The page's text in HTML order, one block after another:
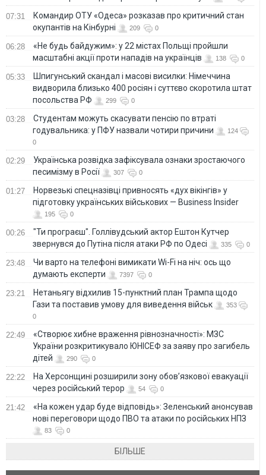
07:31
Командир ОТУ «Одеса» розказав про критичний стан
окупантів на Кінбурні
209 0
06:28
«Не будь байдужим»: у 22 містах Польщі пройшли
масштабні акції проти нападів на українців
138 0
05:33
Шпигунський скандал і масові висилки: Німеччина
видворила близько 400 росіян і суттєво скоротила штат
посольства РФ
299 0
03:28
Студентам можуть скасувати пенсію по втраті
годувальника: у ПФУ назвали чотири причини
124
0
02:29
Українська розвідка зафіксувала ознаки зростаючого
песимізму в Росії
307 0
01:27
Норвезькі спецназівці привносять «дух вікінгів» у
підготовку українських військових — Business Insider
195 0
00:26
"Ти програєш". Голлівудський актор Ештон Кутчер
звернувся до Путіна після атаки РФ по Одесі
335 0
23:48
Чи варто на телефонi вимикати Wi-Fi на ніч: ось що
думають експерти
7397 0
23:21
Нетаньягу відхилив 15-пунктний план Трампа щодо
Гази та поставив умову для виведення військ
353
0
22:49
«Створює хибне враження рівнозначності»: МЗС
України розкритикувало ЮНІСЕФ за заяву про загибель
дітей
290 0
22:22
На Херсонщині розширили зону обов’язкової евакуації
через російський терор
54 0
21:42
«На кожен удар буде відповідь»: Зеленський анонсував
нові переговори щодо ПВО та атаки по російських НПЗ
83 0
БІЛЬШЕ